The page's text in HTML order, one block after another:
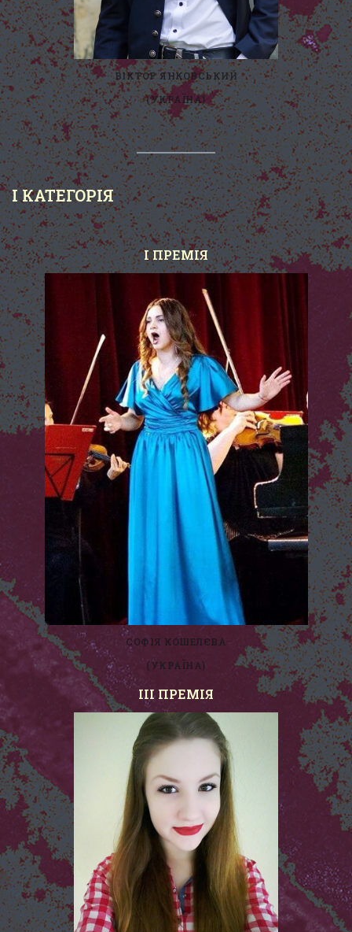
ВІКТОР ЯНКОВСЬКИЙ
(УКРАЇНА)
I КАТЕГОРІЯ
І ПРЕМІЯ
СОФІЯ КОШЕЛЄВА
(УКРАЇНА)
III ПРЕМІЯ